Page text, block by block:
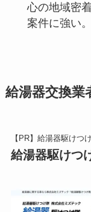
心の地域密
案件に強い。
給湯器交換
【PR】給湯器駆けつ
給湯器駆けつ